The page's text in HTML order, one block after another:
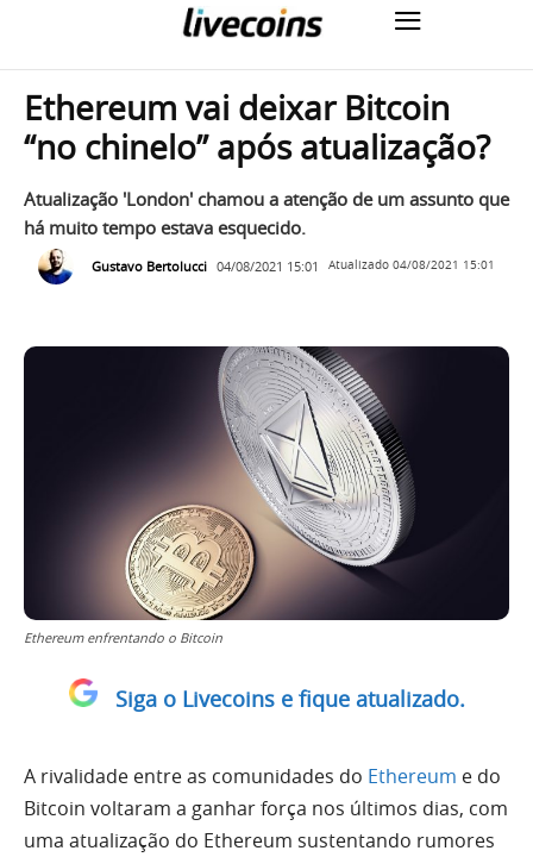
Ethereum vai deixar Bitcoin
“no chinelo” após atualização?
Atualização 'London' chamou a atenção de um assunto que
há muito tempo estava esquecido.
Gustavo Bertolucci 04/08/2021 15:01 Atualizado 04/08/2021 15:01
Ethereum enfrentando o Bitcoin
Siga o Livecoins e fique atualizado.
A rivalidade entre as comunidades do Ethereum e do
Bitcoin voltaram a ganhar força nos últimos dias, com
uma atualização do Ethereum sustentando rumores